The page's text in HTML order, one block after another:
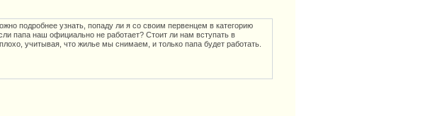
подробнее узнать, попаду ли я со своим первенцем в категорию
папа наш официально не работает? Стоит ли нам вступать в
учитывая, что жилье мы снимаем, и только папа будет работать.